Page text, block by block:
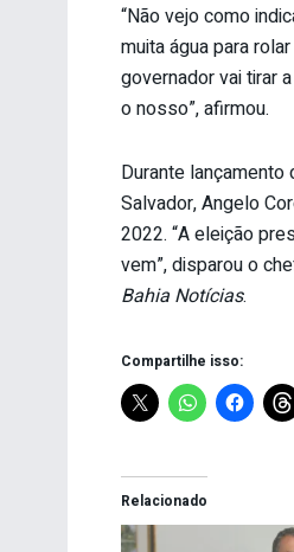
“Não vejo como
muita água para
governador vai tirar
o nosso”, afirmou.
Durante
Salvador, Angelo
2022. “A eleição
vem”, disparou o
Bahia Notícias.
Compartilhe isso:
Relacionado